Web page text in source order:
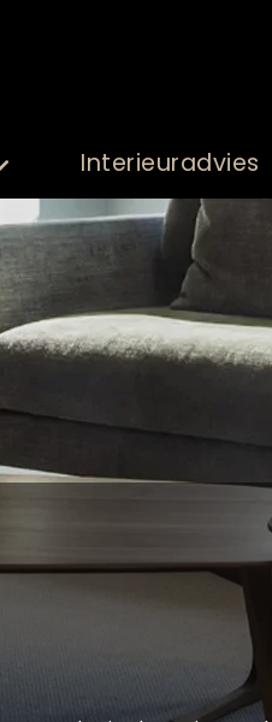
Interieuradvies